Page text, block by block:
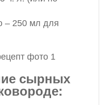
– 250 мл для
сырных